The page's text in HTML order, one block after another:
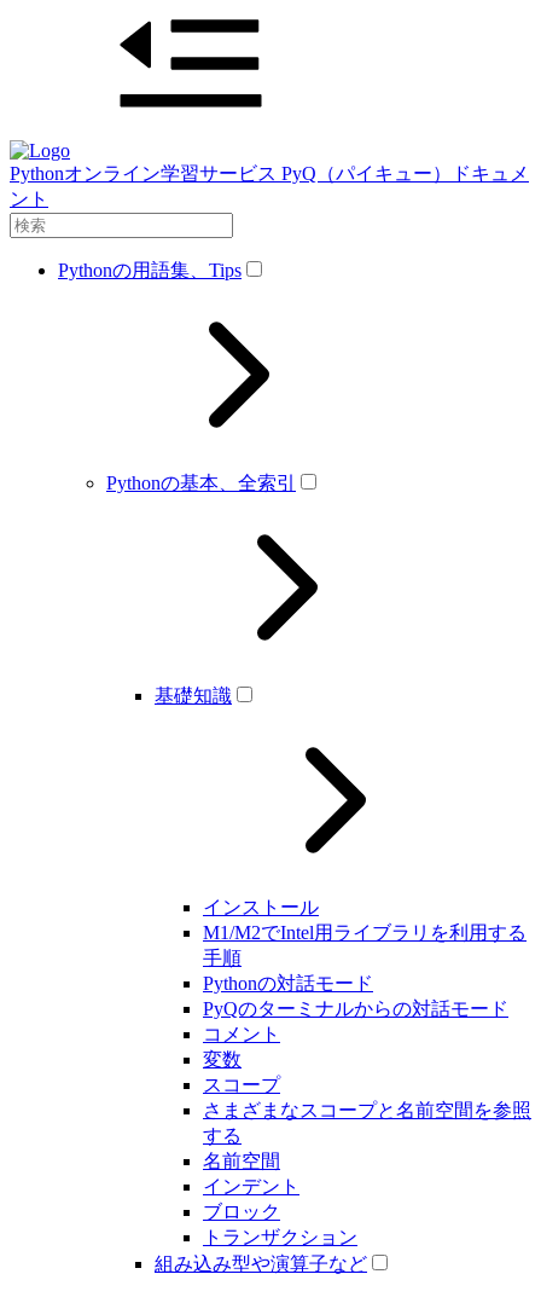
Pythonオンライン学習サービス PyQ（パイキュー）ドキュメ
ント
Pythonの用語集、Tips
Pythonの基本、全索引
基礎知識
インストール
M1/M2でIntel用ライブラリを利用する
手順
Pythonの対話モード
PyQのターミナルからの対話モード
コメント
変数
スコープ
さまざまなスコープと名前空間を参照
する
名前空間
インデント
ブロック
トランザクション
組み込み型や演算子など